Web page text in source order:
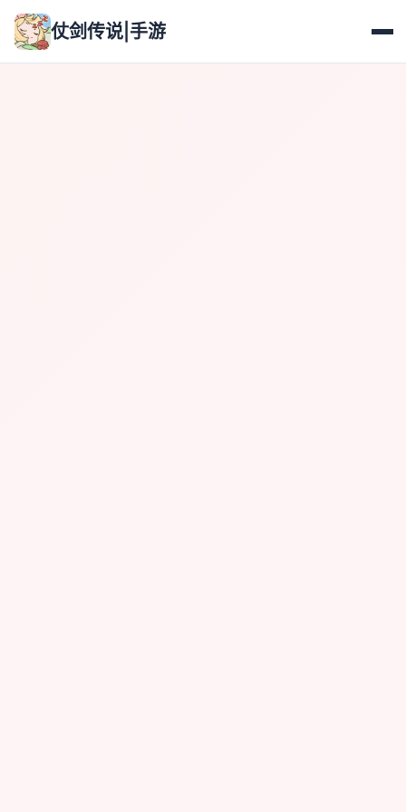
仗剑传说|手游